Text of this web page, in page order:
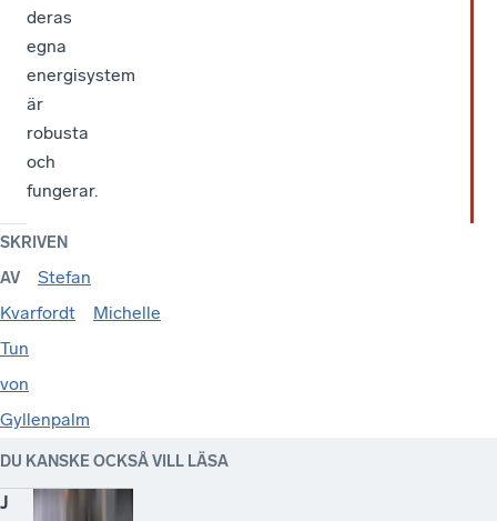
deras
egna
energisystem
är
robusta
och
fungerar.
SKRIVEN
AV
Stefan
Kvarfordt
Michelle
Tun
von
Gyllenpalm
DU KANSKE OCKSÅ VILL LÄSA
J